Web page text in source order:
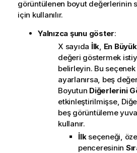
görüntülenen boyut değerlerinin
için kullanılır.
Yalnızca şunu göster:
X sayıda İlk En Büyük
değeri göstermek
belirleyin. Bu
ayarlanırsa, beş
Boyutun Diğerlerini
etkinleştirilmişse,
beş görüntüleme
kullanır.
İlkseçeneği,
penceresinin